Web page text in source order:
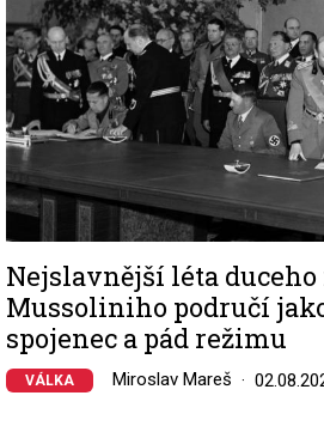
Nejslavnější léta
Mussoliniho područí
spojenec a pád režimu
VÁLKA Miroslav Mareš